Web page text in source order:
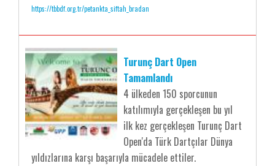
https://tbbdf.org.tr/petankta_siftah_bradan
Turunç Dart Open
Tamamlandı
4 ülkeden 150 sporcunun
katılımıyla gerçekleşen bu yıl
ilk kez gerçekleşen Turunç Dart
Open'da Türk Dartçılar Dünya
yıldızlarına karşı başarıyla mücadele ettiler.